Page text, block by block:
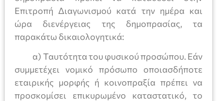
Επιτροπή Διαγωνισμού κατά την ημέρα και
ώρα διενέργειας της δημοπρασίας, τα
παρακάτω δικαιολογητικά:
α) Ταυτότητα του φυσικού προσώπου. Εάν
συμμετέχει νομικό πρόσωπο οποιασδήποτε
εταιρικής μορφής ή κοινοπραξία πρέπει να
προσκομίσει επικυρωμένο καταστατικό, το